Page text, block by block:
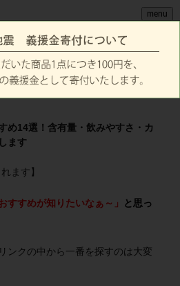
menu
め14選！含有量・飲みやすさ・カ
ます
ます】
すすめが知りたいなぁ～」
と思っ
ンクの中から一番を探すのは大変